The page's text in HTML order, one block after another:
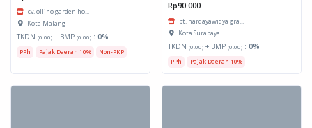
cv. ollino garden ho...
Kota Malang
TKDN (0.00) + BMP (0.00) : 0%
PPh Pajak Daerah 10% Non-PKP
Rp90.000
pt. hardayawidya gra...
Kota Surabaya
TKDN (0.00) + BMP (0.00) : 0%
PPh Pajak Daerah 10%